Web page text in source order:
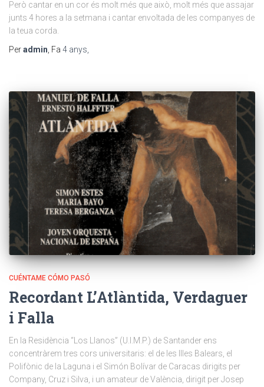
Però cantar en un cor és molt més que això, molt més que assajar
junts 4 hores a la setmana i cantar envoltada de les companyes de
la teua corda.
Peradmin , Fa 4 anys
CUÉNTAME CÓMO PASÓ
Recordant L’Atlàntida, Verdaguer
i Falla
En la Residència “Los Llanos” (U.I.M.P.) de Santander ens
concentràrem tres cors universitaris: el de les Illes Balears, el
Polifònic de la Laguna i el Simón Bolívar de Caracas dirigits per
Company, Cruz i Silva, i un amateur de València, dirigit per Josep